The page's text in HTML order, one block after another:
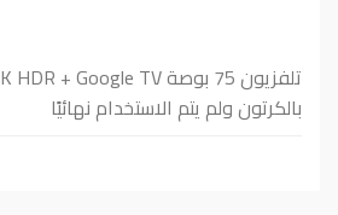
بالكرتون ولم يتم الاستخدام نهائيًا